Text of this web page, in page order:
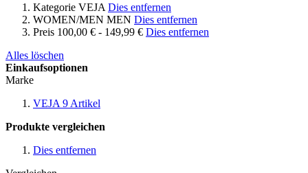
Kategorie VEJA Dies entfernen
WOMEN/MEN MEN Dies entfernen
Preis 100,00 € - 149,99 € Dies entfernen
Alles löschen
Einkaufsoptionen
Marke
VEJA 9 Artikel
Produkte vergleichen
Dies entfernen